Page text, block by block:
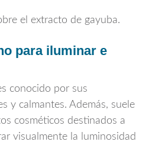
el extracto de gayuba.
para iluminar e
conocido por sus
y calmantes. Además, suele
cosméticos destinados a
visualmente la luminosidad